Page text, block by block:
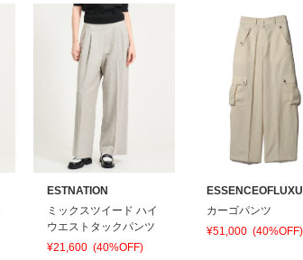
ESTNATION
ミックスツイード ハイ
ウエストタックパンツ
¥21,600 (40%OFF)
カーゴパンツ
¥51,000 (40%OFF)